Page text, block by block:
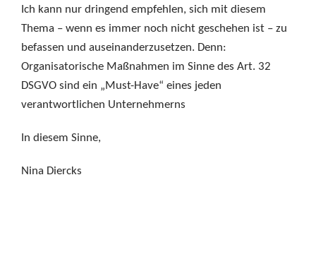
Ich kann nur dringend empfehlen, sich mit diesem
Thema – wenn es immer noch nicht geschehen ist – zu
befassen und auseinanderzusetzen. Denn:
Organisatorische Maßnahmen im Sinne des Art. 32
DSGVO sind ein „Must-Have“ eines jeden
verantwortlichen Unternehmerns
In diesem Sinne,
Nina Diercks